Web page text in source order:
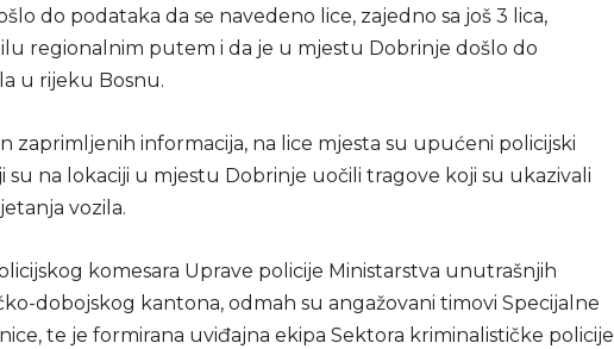
do podataka da se navedeno lice, zajedno sa još 3 lica,
regionalnim putem i da je u mjestu Dobrinje došlo do
u rijeku Bosnu.
zaprimljenih informacija, na lice mjesta su upućeni policijski
su na lokaciji u mjestu Dobrinje uočili tragove koji su ukazivali
vozila.
komesara Uprave policije Ministarstva unutrašnjih
dobojskog kantona, odmah su angažovani timovi Specijalne
te je formirana uviđajna ekipa Sektora kriminalističke policije